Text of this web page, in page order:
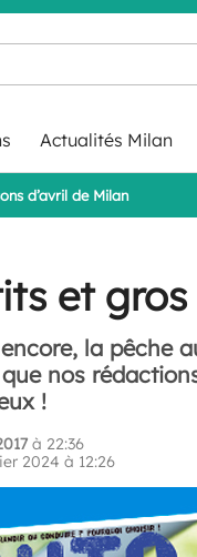
Actualités Milan
d’avril de Milan
et
la pêche
nos
!
à 22:36
2024 à 12:26